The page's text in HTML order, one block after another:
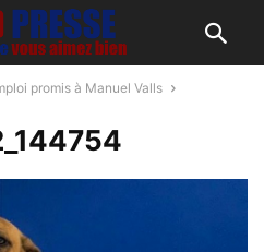
promis à Manuel Valls